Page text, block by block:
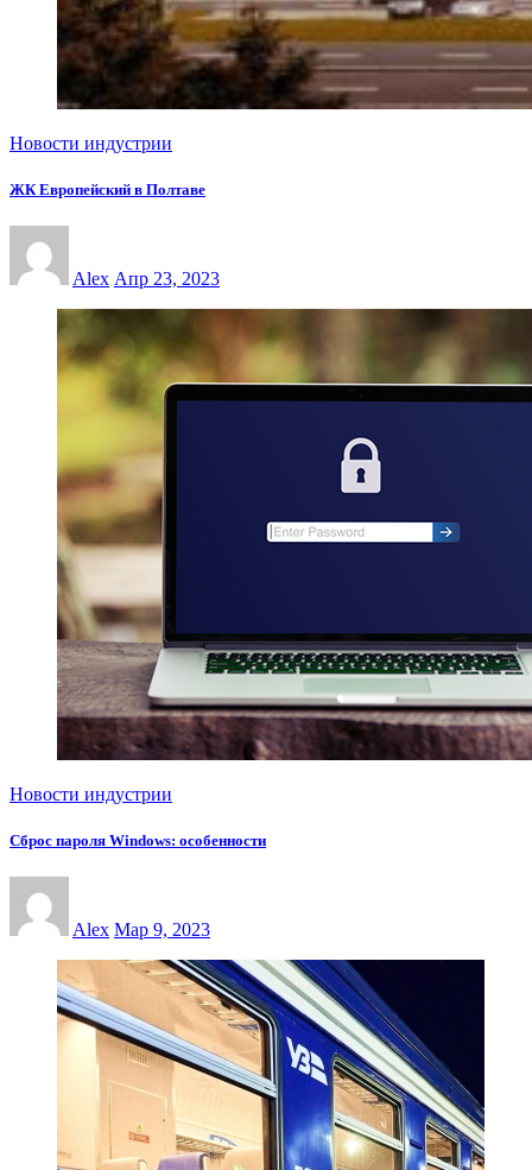
Новости индустрии
ЖК Европейский в Полтаве
Alex Апр 23, 2023
Новости индустрии
Сброс пароля Windows: особенности
Alex Мар 9, 2023